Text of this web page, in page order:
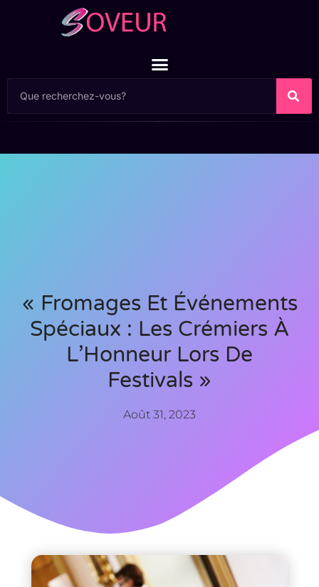
« Fromages Et Événements
Spéciaux : Les Crémiers À
L’Honneur Lors De
Festivals »
Août 31, 2023